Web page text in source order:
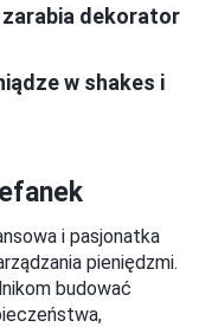
dekorator
w shakes i
i pasjonatka
pieniędzmi.
budować